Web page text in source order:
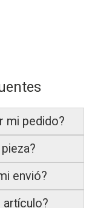
1KZ-T)
mi pedido?
plazo
, si
17:00 h
de
de producto:
envió?
artículo?